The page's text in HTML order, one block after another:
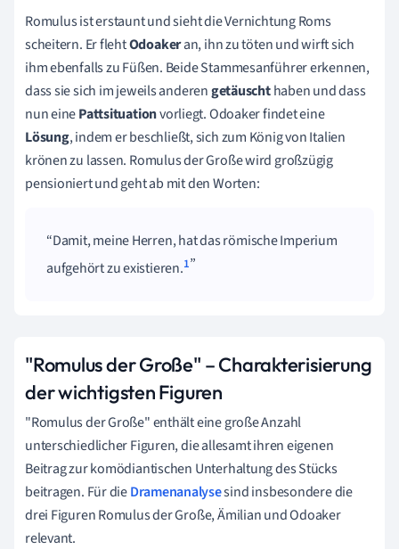
Romulus ist erstaunt und sieht die Vernichtung Roms
scheitern. Er flehtOdoakeran, ihn zu töten und wirft sich
ihm ebenfalls zu Füßen. Beide Stammesanführer erkennen,
dass sie sich im jeweils anderengetäuschthaben und dass
nun einePattsituationvorliegt. Odoaker findet eine
Lösung, indem er beschließt, sich zum König von Italien
krönen zu lassen. Romulus der Große wird großzügig
pensioniert und geht ab mit den Worten:
Damit, meine Herren, hat das römische Imperium
aufgehört zu existieren.1
"Romulus der Große" – Charakterisierung
der wichtigsten Figuren
"Romulus der Große" enthält eine große Anzahl
unterschiedlicher Figuren, die allesamt ihren eigenen
Beitrag zur komödiantischen Unterhaltung des Stücks
beitragen. Für dieDramenanalysesind insbesondere die
drei Figuren Romulus der Große, Ämilian und Odoaker
relevant.